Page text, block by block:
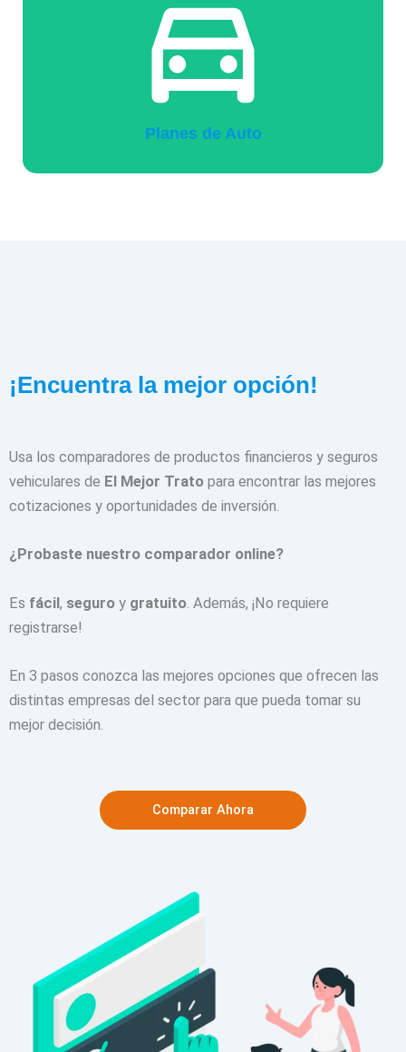
Planes de Auto
¡Encuentra la mejor opción!
Usa los comparadores de productos financieros y seguros
vehiculares de El Mejor Trato para encontrar las mejores
cotizaciones y oportunidades de inversión.
¿Probaste nuestro comparador online?
Es fácil, seguro y gratuito . Además, ¡No requiere
registrarse!
En 3 pasos conozca las mejores opciones que ofrecen las
distintas empresas del sector para que pueda tomar su
mejor decisión.
Comparar Ahora